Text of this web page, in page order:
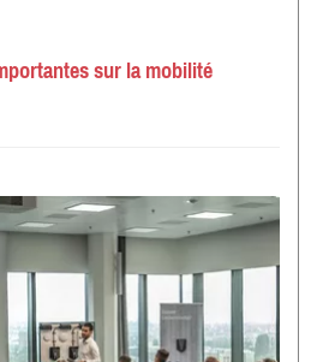
sur la mobilité